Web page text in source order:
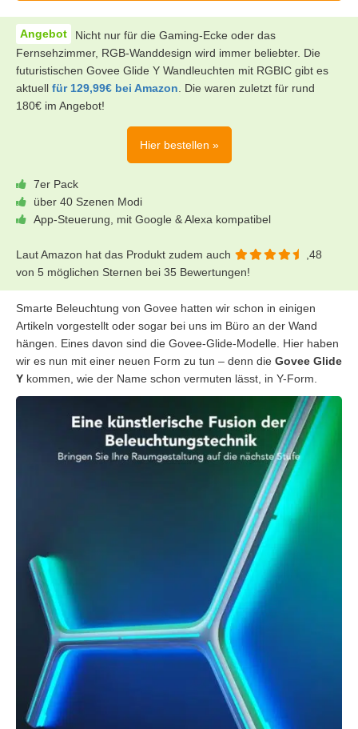
Nicht nur für die Gaming-Ecke oder das
Fernsehzimmer, RGB-Wanddesign wird immer beliebter. Die
futuristischen Govee Glide Y Wandleuchten mit RGBIC gibt es
aktuell für 129,99€ bei Amazon . Die waren zuletzt für rund
180€ im Angebot!
Hier bestellen »
7er Pack
über 40 Szenen Modi
App-Steuerung, mit Google & Alexa kompatibel
Laut Amazon hat das Produkt zudem auch
,48
von 5 möglichen Sternen bei 35 Bewertungen!
Smarte Beleuchtung von Govee hatten wir schon in einigen
Artikeln vorgestellt oder sogar bei uns im Büro an der Wand
hängen. Eines davon sind die Govee-Glide-Modelle. Hier haben
wir es nun mit einer neuen Form zu tun – denn die Govee Glide
Y kommen, wie der Name schon vermuten lässt, in Y-Form.